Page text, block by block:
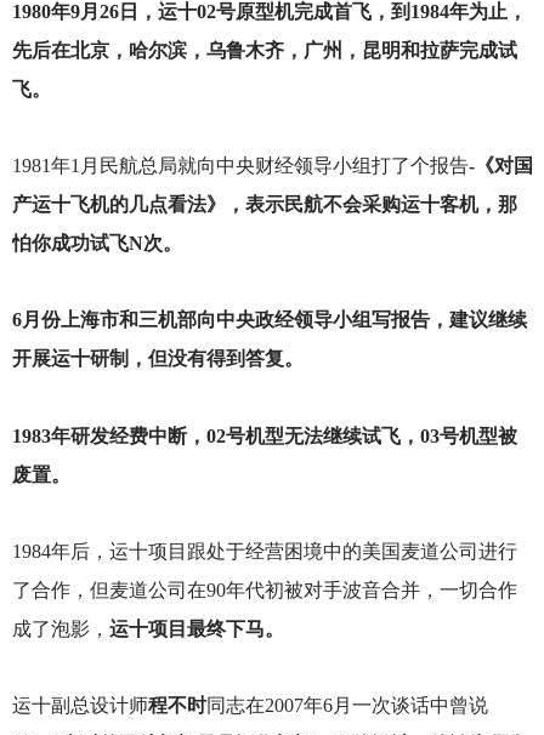
1980年9月26日，运十02号原型机完成首飞，到1984年为止，
先后在北京，哈尔滨，乌鲁木齐，广州，昆明和拉萨完成试
飞。
1981年1月民航总局就向中央财经领导小组打了个报告-《对国
产运十飞机的几点看法》，表示民航不会采购运十客机，那
怕你成功试飞N次。
6月份上海市和三机部向中央政经领导小组写报告，建议继续
开展运十研制，但没有得到答复。
1983年研发经费中断，02号机型无法继续试飞，03号机型被
废置。
1984年后，运十项目跟处于经营困境中的美国麦道公司进行
了合作，但麦道公司在90年代初被对手波音合并，一切合作
成了泡影， 运十项目最终下马。
运十副总设计师程不时同志在2007年6月一次谈话中曾说